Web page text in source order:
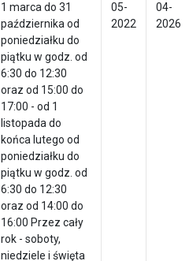
1 marca do 31
października od
poniedziałku do
piątku w godz. od
6:30 do 12:30
oraz od 15:00 do
17:00 - od 1
listopada do
końca lutego od
poniedziałku do
piątku w godz. od
6:30 do 12:30
oraz od 14:00 do
16:00 Przez cały
rok - soboty,
niedziele i święta
05-
2022
04-
2026